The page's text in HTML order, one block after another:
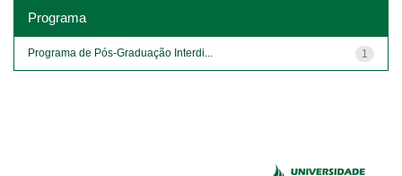
Programa
1
Programa de Pós-Graduação Interdi...